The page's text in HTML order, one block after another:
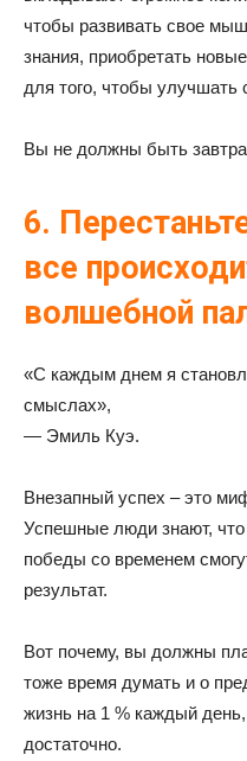
чтобы развивать свое
знания, приобретать
для того, чтобы улучшать
Вы не должны быть
6.
все
волшебной
«С каждым днем я
смыслах»,
— Эмиль Куэ.
Внезапный успех – это
Успешные люди знают,
победы со временем
результат.
Вот почему, вы должны
тоже время думать и о
жизнь на 1 % каждый
достаточно.